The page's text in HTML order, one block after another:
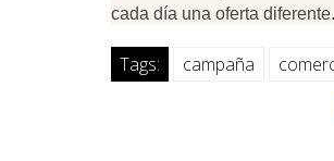
cada día una oferta diferente.
Tags: campaña